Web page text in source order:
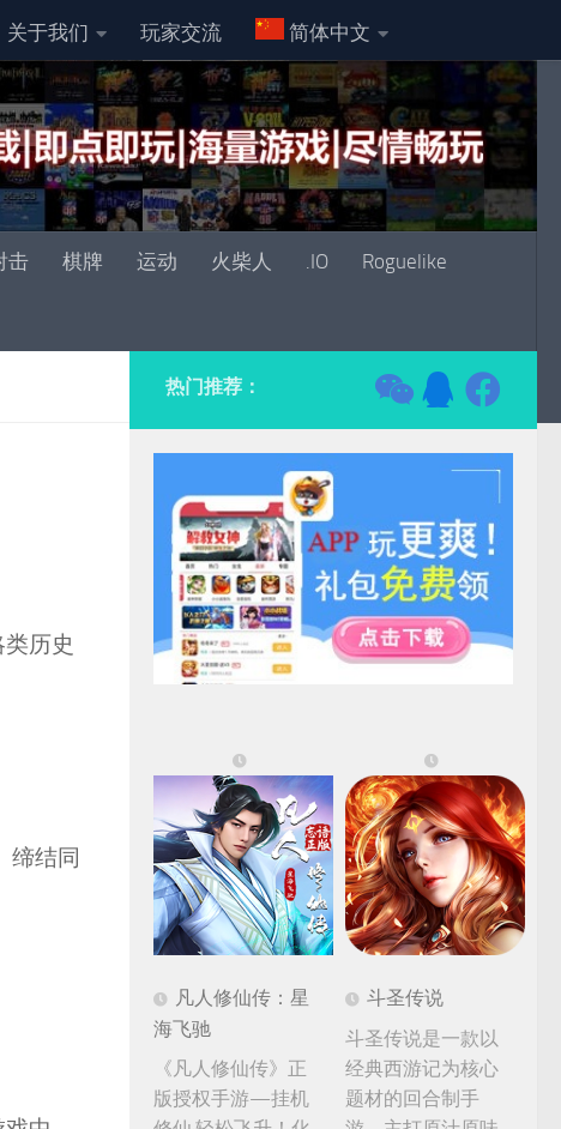
关于我们 玩家交流 简体中文
击 棋牌 运动 火柴人 .IO Roguelike
历史
缔结同
热门推荐：
凡人修仙传：星
海飞驰
《凡人修仙传》正
版授权手游—挂机
斗圣传说
斗圣传说是一款以
经典西游记为核心
题材的回合制手